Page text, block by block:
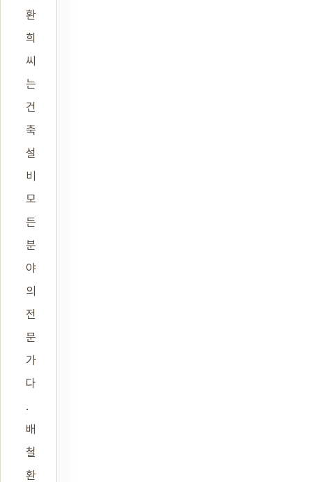
환
희
씨
는
건
축
설
비
모
든
분
야
의
전
문
가
다
.
배
철
환